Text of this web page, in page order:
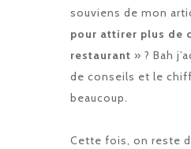
souviens de mon
pour attirer plus de
restaurant » ? Bah
de conseils et le
beaucoup.
Cette fois, on reste